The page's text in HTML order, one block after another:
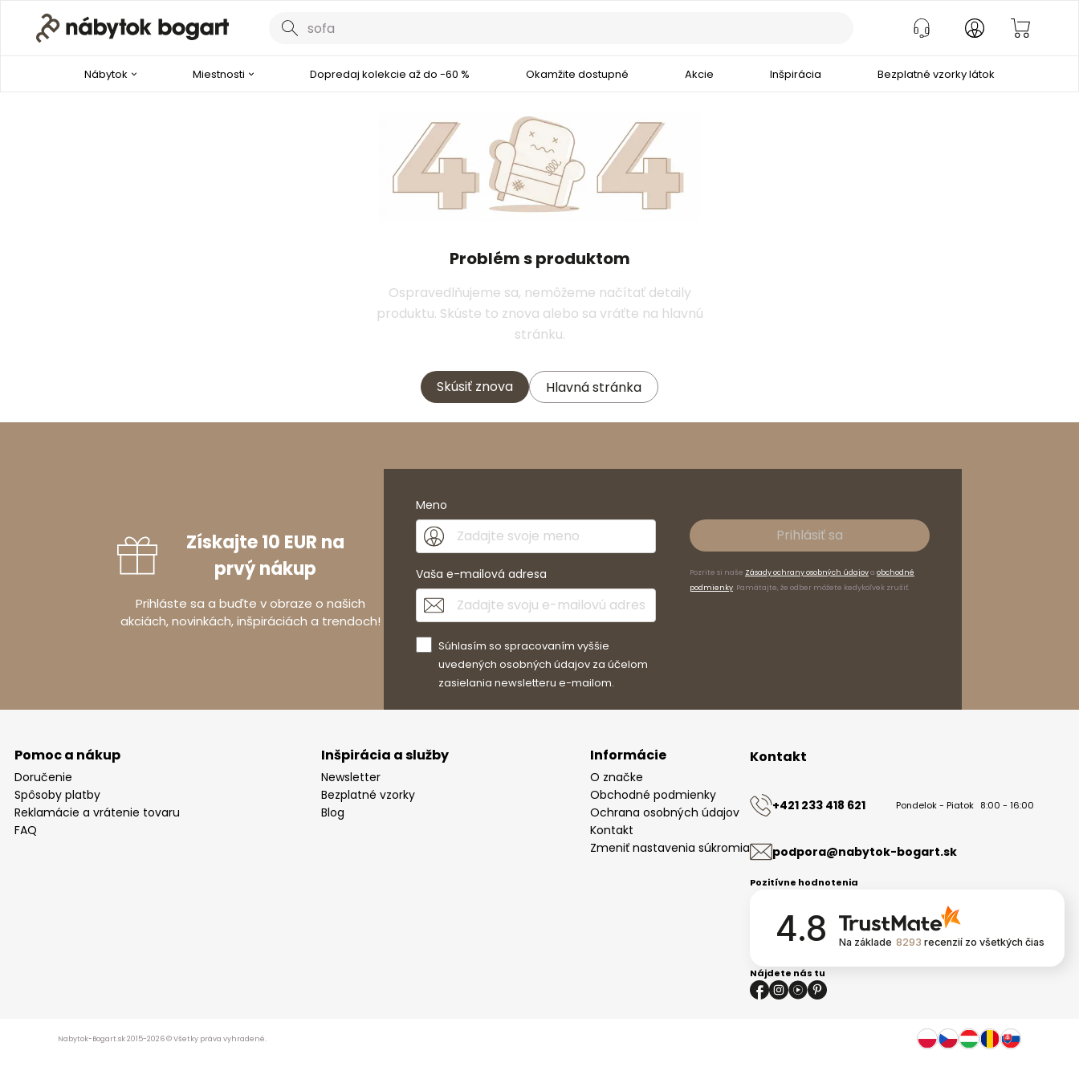
Nábytok Miestnosti Dopredaj kolekcie až do -60 % Okamžite dostupné Akcie Inšpirácia Bezplatné vzorky látok
Problém s produktom
Ospravedlňujeme sa, nemôžeme načítať detaily
produktu. Skúste to znova alebo sa vráťte na hlavnú
stránku.
Skúsiť znova Hlavná stránka
Získajte 10 EUR na
prvý nákup
Prihláste sa a buďte v obraze o našich
akciách, novinkách, inšpiráciách a trendoch!
Meno
Vaša e-mailová adresa
Súhlasím so spracovaním vyššie
uvedených osobných údajov za účelom
zasielania newsletteru e-mailom.
Prihlásiť sa
Pozrite si naše Zásady ochrany osobných údajova obchodné
podmienky. Pamätajte, že odber môžete kedykoľvek zrušiť.
Pomoc a nákup
Doručenie
Spôsoby platby
Reklamácie a vrátenie tovaru
FAQ
Inšpirácia a služby
Newsletter
Bezplatné vzorky
Blog
Informácie
O značke
Obchodné podmienky
Ochrana osobných údajov
Kontakt
Zmeniť nastavenia súkromia
Kontakt
+421 233 418 621 Pondelok - Piatok 8:00 - 16:00
podpora@nabytok-bogart.sk
Pozitívne hodnotenia
4.8 Na základe 8293 recenzií zo všetkých čias
Nájdete nás tu
Nabytok-Bogart.sk 2015-2026 © Všetky práva vyhradené.